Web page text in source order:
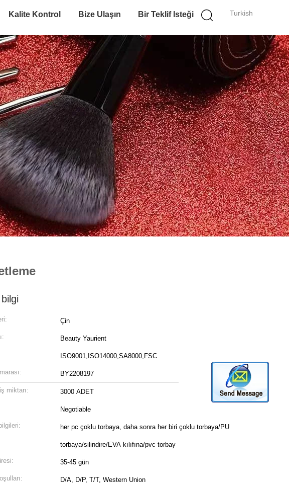
Turkish
Kalite Kontrol Bize Ulaşın Bir Teklif Isteği
Çin
Beauty Yaurient
ISO9001,ISO14000,SA8000,FSC
BY2208197
miktarı: 3000 ADET
Negotiable
her pc çoklu torbaya, daha sonra her biri çoklu torbaya/PU
torbaya/silindire/EVA kılıfına/pvc torbay
35-45 gün
D/A, D/P, T/T, Western Union